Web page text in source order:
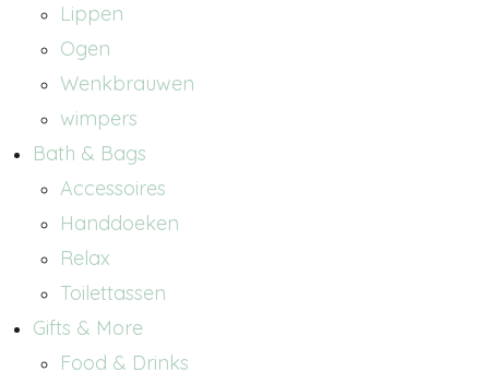
Lippen
Ogen
Wenkbrauwen
wimpers
Bath & Bags
Accessoires
Handdoeken
Relax
Toilettassen
Gifts & More
Food & Drinks